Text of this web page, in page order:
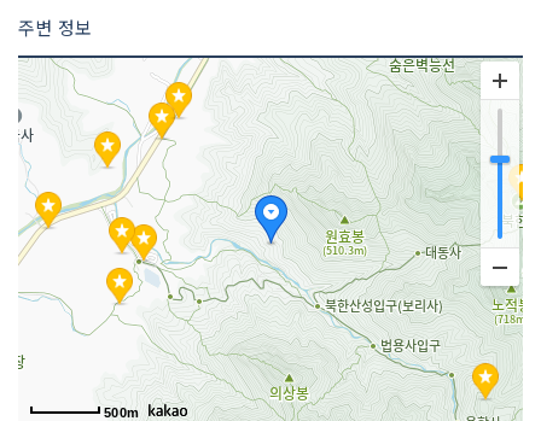
주변 정보
500m